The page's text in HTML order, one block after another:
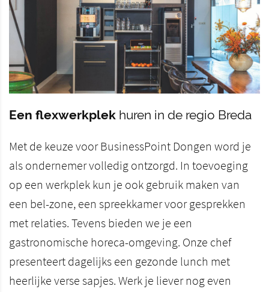
Een flexwerkplek huren in de regio Breda
Met de keuze voor BusinessPoint Dongen word je
als ondernemer volledig ontzorgd. In toevoeging
op een werkplek kun je ook gebruik maken van
een bel-zone, een spreekkamer voor gesprekken
met relaties. Tevens bieden we je een
gastronomische horeca-omgeving. Onze chef
presenteert dagelijks een gezonde lunch met
heerlijke verse sapjes. Werk je liever nog even